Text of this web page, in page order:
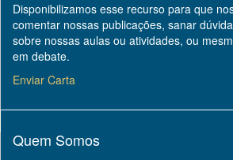
Disponibilizamos esse recurso para que
comentar nossas publicações, sanar
sobre nossas aulas ou atividades, ou
em debate.
Enviar Carta
Quem Somos